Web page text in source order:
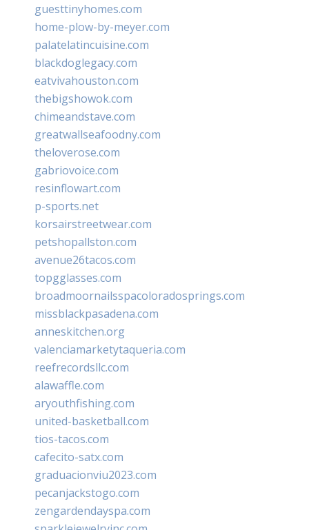
guesttinyhomes.com
home-plow-by-meyer.com
palatelatincuisine.com
blackdoglegacy.com
eatvivahouston.com
thebigshowok.com
chimeandstave.com
greatwallseafoodny.com
theloverose.com
gabriovoice.com
resinflowart.com
p-sports.net
korsairstreetwear.com
petshopallston.com
avenue26tacos.com
topgglasses.com
broadmoornailsspacoloradosprings.com
missblackpasadena.com
anneskitchen.org
valenciamarketytaqueria.com
reefrecordsllc.com
alawaffle.com
aryouthfishing.com
united-basketball.com
tios-tacos.com
cafecito-satx.com
graduacionviu2023.com
pecanjackstogo.com
zengardendayspa.com